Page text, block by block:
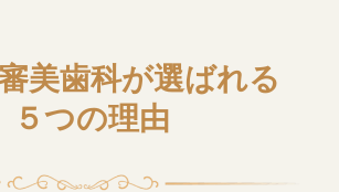
美歯科が選ばれる
５つの理由